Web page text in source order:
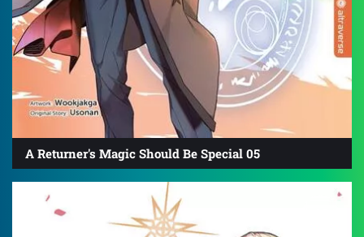
A Returner's Magic Should Be Special 05